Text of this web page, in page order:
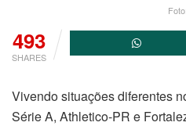
493
SHARES
Vivendo situações diferentes
Série A, Athletico-PR e